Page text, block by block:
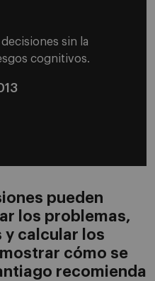
sin la
cognitivos.
pueden
los problemas,
y calcular los
cómo se
recomienda